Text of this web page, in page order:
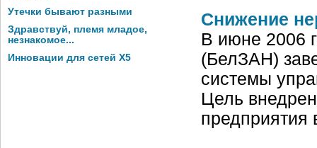
Утечки бывают разными
Здравствуй, племя младое,
незнакомое...
Инновации для сетей X5
Снижение
В июне 2006
(БелЗАН)
системы
Цель